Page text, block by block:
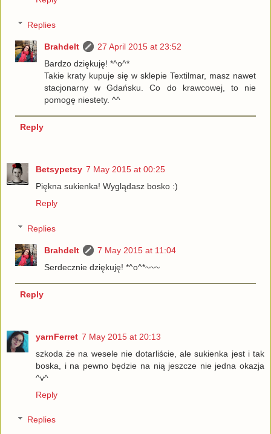
Replies
Brahdelt
27 April 2015 at 23:52
Bardzo dziękuję! *^o^*
Takie kraty kupuje się w sklepie Textilmar, masz nawet
stacjonarny w Gdańsku. Co do krawcowej, to nie
pomogę niestety. ^^
Reply
Betsypetsy 7 May 2015 at 00:25
Piękna sukienka! Wyglądasz bosko :)
Reply
Replies
Brahdelt
7 May 2015 at 11:04
Serdecznie dziękuję! *^o^*~~~
Reply
yarnFerret 7 May 2015 at 20:13
szkoda że na wesele nie dotarliście, ale sukienka jest i tak
boska, i na pewno będzie na nią jeszcze nie jedna okazja
^v^
Reply
Replies